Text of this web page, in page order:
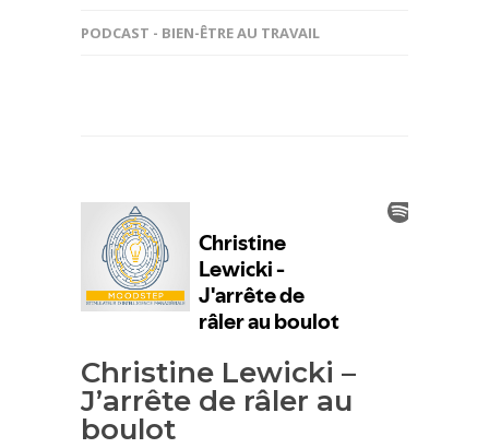
PODCAST - BIEN-ÊTRE AU TRAVAIL
Christine Lewicki –
J’arrête de râler au
boulot